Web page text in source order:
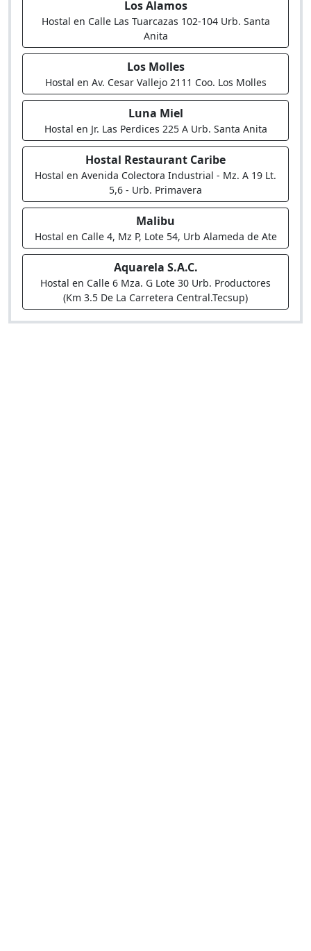
Los Alamos
Hostal en Calle Las Tuarcazas 102-104 Urb. Santa
Anita
Los Molles
Hostal en Av. Cesar Vallejo 2111 Coo. Los Molles
Luna Miel
Hostal en Jr. Las Perdices 225 A Urb. Santa Anita
Hostal Restaurant Caribe
Hostal en Avenida Colectora Industrial - Mz. A 19 Lt.
5,6 - Urb. Primavera
Malibu
Hostal en Calle 4, Mz P, Lote 54, Urb Alameda de Ate
Aquarela S.A.C.
Hostal en Calle 6 Mza. G Lote 30 Urb. Productores
(Km 3.5 De La Carretera Central.Tecsup)